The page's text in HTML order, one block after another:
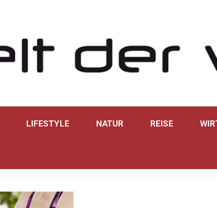
LIFESTYLE NATUR REISE